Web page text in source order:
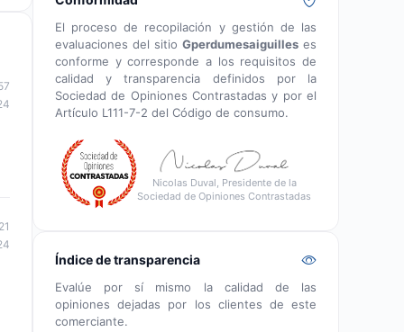
El proceso de recopilación y gestión de las
evaluaciones del sitio Gperdumesaiguilles es
conforme y corresponde a los requisitos de
calidad y transparencia definidos por la
Sociedad de Opiniones Contrastadas y por el
Artículo L111-7-2 del Código de consumo.
Nicolas Duval, Presidente de la
Sociedad de Opiniones Contrastadas
Índice de transparencia
Evalúe por sí mismo la calidad de las
opiniones dejadas por los clientes de este
comerciante.